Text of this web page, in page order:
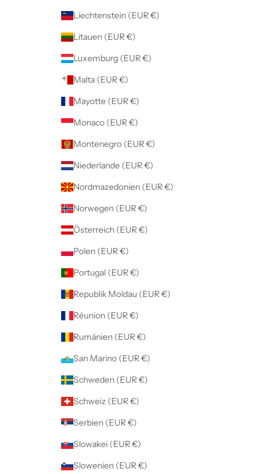
Liechtenstein (EUR €)
Litauen (EUR €)
Luxemburg (EUR €)
Malta (EUR €)
Mayotte (EUR €)
Monaco (EUR €)
Montenegro (EUR €)
Niederlande (EUR €)
Nordmazedonien (EUR €)
Norwegen (EUR €)
Österreich (EUR €)
Polen (EUR €)
Portugal (EUR €)
Republik Moldau (EUR €)
Réunion (EUR €)
Rumänien (EUR €)
San Marino (EUR €)
Schweden (EUR €)
Schweiz (EUR €)
Serbien (EUR €)
Slowakei (EUR €)
Slowenien (EUR €)